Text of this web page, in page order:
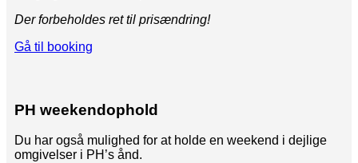
Der forbeholdes ret til prisændring!
Gå til booking
PH weekendophold
Du har også mulighed for at holde en weekend i dejlige
omgivelser i PH’s ånd.